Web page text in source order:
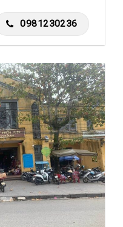
0981230236